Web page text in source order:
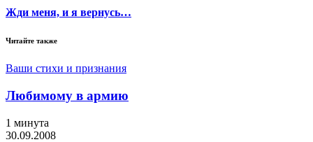
Жди меня, и я вернусь…
Читайте также
Ваши стихи и признания
Любимому в армию
1 минута
30.09.2008